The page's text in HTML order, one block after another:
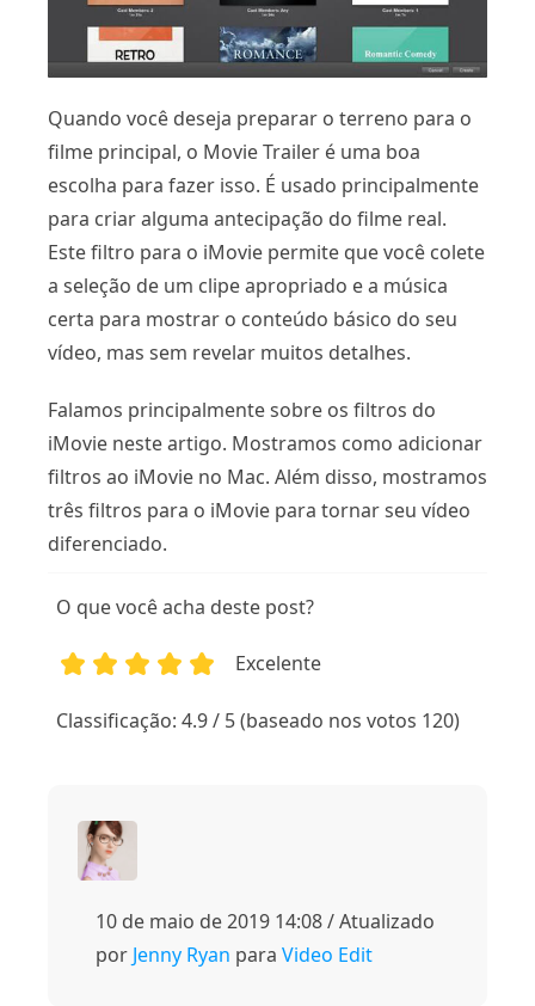
Quando você deseja preparar o terreno para o
filme principal, o Movie Trailer é uma boa
escolha para fazer isso. É usado principalmente
para criar alguma antecipação do filme real.
Este filtro para o iMovie permite que você colete
a seleção de um clipe apropriado e a música
certa para mostrar o conteúdo básico do seu
vídeo, mas sem revelar muitos detalhes.
Falamos principalmente sobre os filtros do
iMovie neste artigo. Mostramos como adicionar
filtros ao iMovie no Mac. Além disso, mostramos
três filtros para o iMovie para tornar seu vídeo
diferenciado.
O que você acha deste post?
Excelente
Classificação: 4.9 / 5 (baseado nos votos 120)
10 de maio de 2019 14:08 / Atualizado
por Jenny Ryan para Video Edit